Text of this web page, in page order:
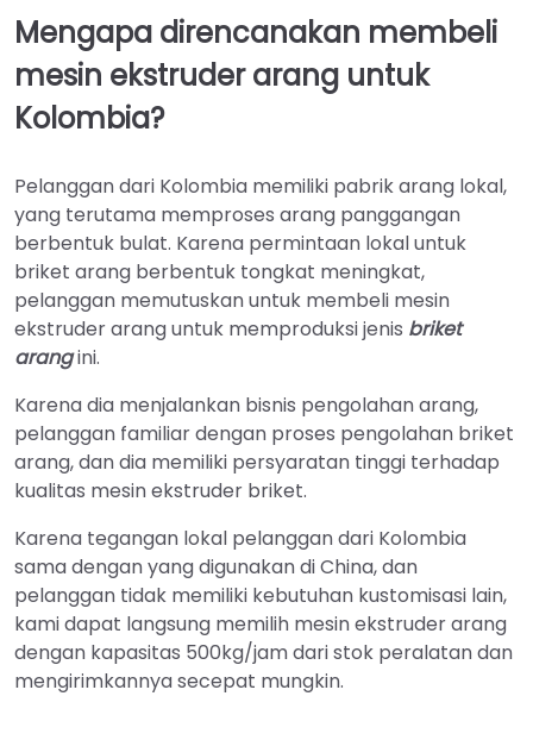
Mengapa direncanakan membeli
mesin ekstruder arang untuk
Kolombia?
Pelanggan dari Kolombia memiliki pabrik arang lokal,
yang terutama memproses arang panggangan
berbentuk bulat. Karena permintaan lokal untuk
briket arang berbentuk tongkat meningkat,
pelanggan memutuskan untuk membeli mesin
ekstruder arang untuk memproduksi jenis briket
arangini.
Karena dia menjalankan bisnis pengolahan arang,
pelanggan familiar dengan proses pengolahan briket
arang, dan dia memiliki persyaratan tinggi terhadap
kualitas mesin ekstruder briket.
Karena tegangan lokal pelanggan dari Kolombia
sama dengan yang digunakan di China, dan
pelanggan tidak memiliki kebutuhan kustomisasi lain,
kami dapat langsung memilih mesin ekstruder arang
dengan kapasitas 500kg/jam dari stok peralatan dan
mengirimkannya secepat mungkin.